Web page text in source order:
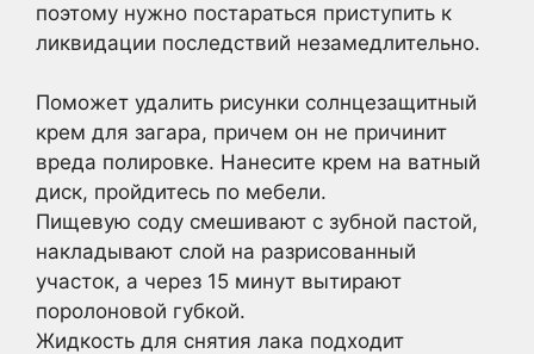
поэтому нужно постараться приступить к
ликвидации последствий незамедлительно.
Поможет удалить рисунки солнцезащитный
крем для загара, причем он не причинит
вреда полировке. Нанесите крем на ватный
диск, пройдитесь по мебели.
Пищевую соду смешивают с зубной пастой,
накладывают слой на разрисованный
участок, а через 15 минут вытирают
поролоновой губкой.
Жидкость для снятия лака подходит